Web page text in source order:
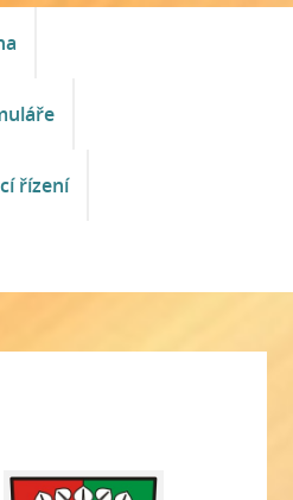
řízení